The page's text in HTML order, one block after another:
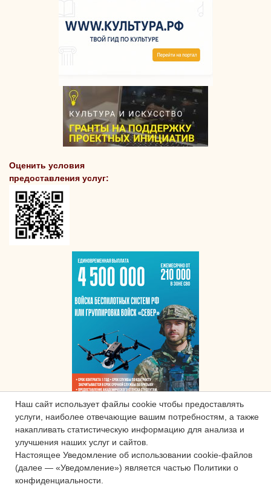
Наш сайт использует файлы cookie чтобы предоставлять
услуги, наиболее отвечающие вашим потребностям, а также
накапливать статистическую информацию для анализа и
улучшения наших услуг и сайтов.
Настоящее Уведомление об использовании cookie-файлов
(далее — «Уведомление») является частью Политики о
конфиденциальности.
Оценить условия
предоставления услуг: